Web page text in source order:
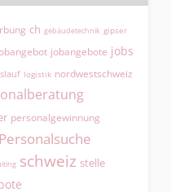
ch gebäudetechnik gipser
jobangebote jobs
logistik nordwestschweiz
personalgewinnung
Personalsuche
schweiz stelle